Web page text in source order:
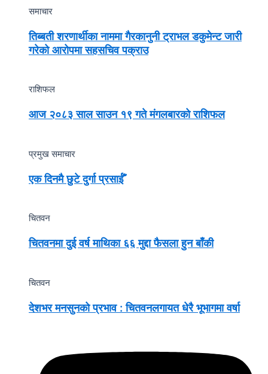
समाचार
तिब्बती शरणार्थीका नाममा गैरकानुनी ट्राभल डकुमेन्ट जारी
गरेको आरोपमा सहसचिव पक्राउ
राशिफल
आज २०८३ साल साउन १९ गते मंगलबारको राशिफल
प्रमुख समाचार
एक दिनमै छुटे दुर्गा प्रसाईँ
चितवन
चितवनमा दुई वर्ष माथिका ६६ मुद्दा फैसला हुन बाँकी
चितवन
देशभर मनसुनको प्रभाव : चितवनलगायत धेरै भूभागमा वर्षा